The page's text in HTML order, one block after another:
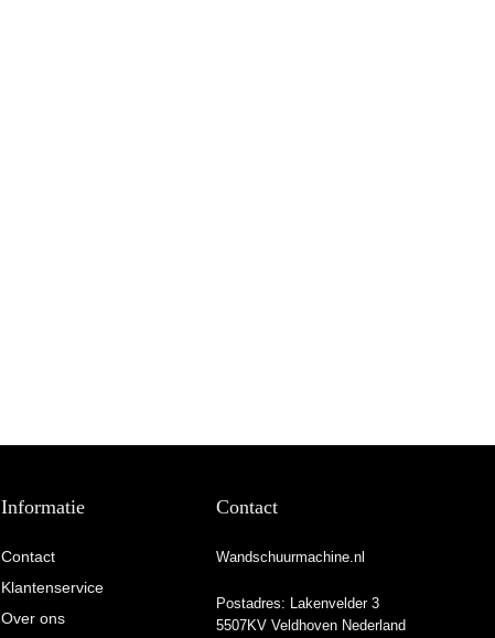
Informatie
Contact
Klantenservice
Over ons
Contact
Wandschuurmachine.nl
Postadres: Lakenvelder 3
5507KV Veldhoven Nederland